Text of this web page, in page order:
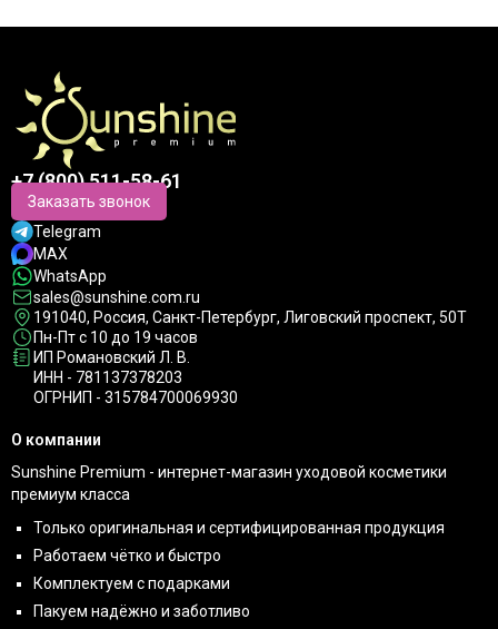
+7 (800) 511-58-61
Заказать звонок
Telegram
MAX
WhatsApp
sales@sunshine.com.ru
191040, Россия, Санкт-Петербург, Лиговский проспект, 50Т
Пн-Пт с 10 до 19 часов
ИП Романовский Л. В.
ИНН - 781137378203
ОГРНИП - 315784700069930
О компании
Sunshine Premium - интернет-магазин уходовой косметики
премиум класса
Только оригинальная и сертифицированная продукция
Работаем чётко и быстро
Комплектуем с подарками
Пакуем надёжно и заботливо